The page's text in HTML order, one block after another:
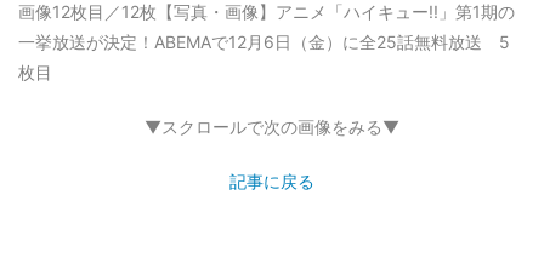
画像12枚目／12枚 【写真・画像】アニメ「ハイキュー!!」第1期の
一挙放送が決定！ABEMAで12月6日（金）に全25話無料放送 5
枚目
▼スクロールで次の画像をみる▼
記事に戻る